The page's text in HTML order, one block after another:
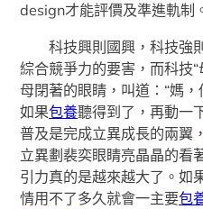
design才能評價及準進軌制
科技興則國興，科技強
綜合競爭力的要害，而科技
母閉著的眼睛，叫道：“媽
如果包養聽得到了，再動一
普及是完成立異成長的兩翼
立異劃裴奕眼睛亮晶晶的看
引力真的是越來越大了。如
情用不了多久就會一主要包